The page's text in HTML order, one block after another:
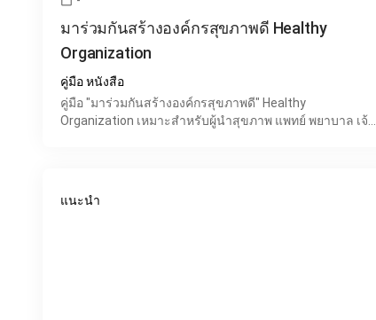
มาร่วมกันสร้างองค์กรสุขภาพดี Healthy
Organization
คู่มือ หนังสือ
คู่มือ "มาร่วมกันสร้างองค์กรสุขภาพดี" Healthy
Organization เหมาะสำหรับผู้นำสุขภาพ แพทย์ พยาบาล เจ้า
แนะนำ